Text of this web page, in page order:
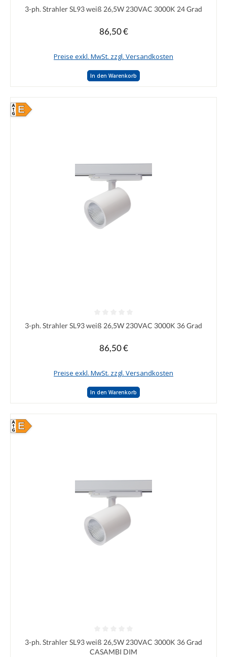
Durchschnittliche Bewertung von 0 von 5 Sternen
3-ph. Strahler SL93 weiß 26,5W 230VAC 3000K 24 Grad
Regulärer Preis:
86,50 €
Preise exkl. MwSt. zzgl. Versandkosten
In den Warenkorb
E
Durchschnittliche Bewertung von 0 von 5 Sternen
3-ph. Strahler SL93 weiß 26,5W 230VAC 3000K 36 Grad
Regulärer Preis:
86,50 €
Preise exkl. MwSt. zzgl. Versandkosten
In den Warenkorb
E
Durchschnittliche Bewertung von 0 von 5 Sternen
3-ph. Strahler SL93 weiß 26,5W 230VAC 3000K 36 Grad
CASAMBI DIM